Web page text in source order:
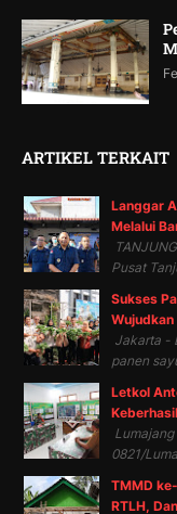
ARTIKEL TERKAIT
Langgar
Melalui
Pusat
Sukses
Jakarta -
panen
Letkol
0821/
TMMD
RTLH,